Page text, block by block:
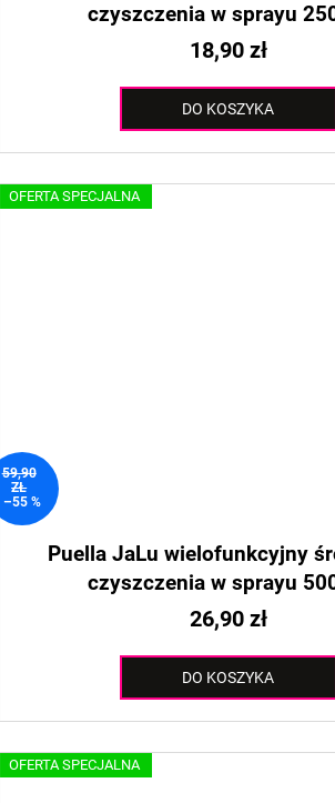
czyszczenia w sprayu
18,90 zł
DO KOSZYKA
OFERTA SPECJALNA
59,90
ZŁ
–55 %
Puella JaLu wielofunkcyjny
czyszczenia w sprayu
26,90 zł
DO KOSZYKA
OFERTA SPECJALNA